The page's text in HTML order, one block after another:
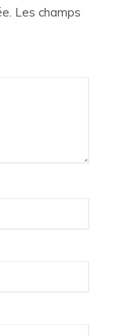
Les champs